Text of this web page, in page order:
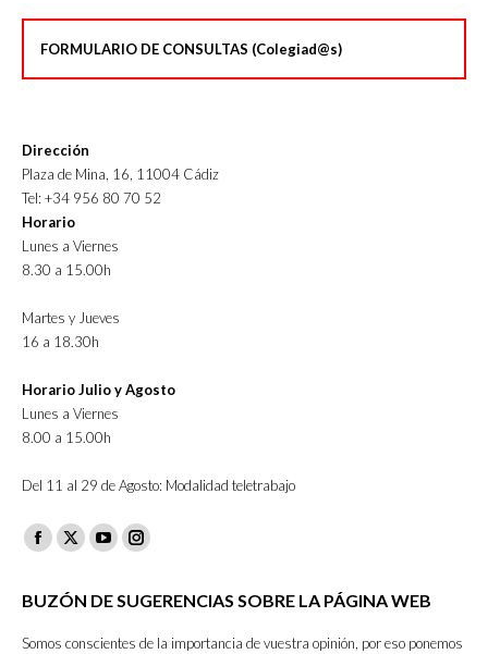
FORMULARIO DE CONSULTAS (Colegiad@s)
Dirección
Plaza de Mina, 16, 11004 Cádiz
Tel: +34 956 80 70 52
Horario
Lunes a Viernes
8.30 a 15.00h
Martes y Jueves
16 a 18.30h
Horario Julio y Agosto
Lunes a Viernes
8.00 a 15.00h
Del 11 al 29 de Agosto: Modalidad teletrabajo
Facebook
opens
X
opens
YouTube
opens
Instagram
opens
in
BUZÓN DE SUGERENCIAS SOBRE LA PÁGINA WEB
Somos conscientes de la importancia de vuestra opinión, por eso ponemos